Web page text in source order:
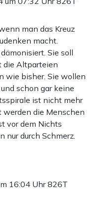
man das Kreuz
macht.
Sie soll
die Altparteien
wie bisher. Sie wollen
schon gar keine
ist nicht mehr
die Menschen
vor dem Nichts
nur durch Schmerz.
16:04 Uhr826T